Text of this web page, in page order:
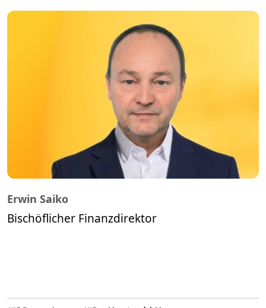
Erwin Saiko
Bischöflicher Finanzdirektor